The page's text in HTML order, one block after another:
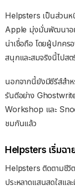
Helpsters เป็นส่วนห
Apple มุ่งมั่นพัฒนาอย่
น่าเชื่อถือ โดยผู้ปกคร
สนุกและสมจริงนี้ไปสต
นอกจากนี้ยังมีซีรีส์สำ
รันตีอย่าง
Workshop และ
ชมกันแล้ว
Helpsters เริ่มฉ
Helpsters ติดตามชีวิ
ประหลาดแสนสดใสแล